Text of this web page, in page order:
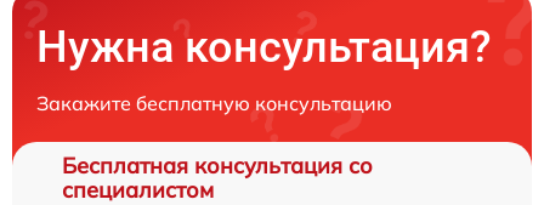
Нужна консультация?
Закажите бесплатную консультацию
Бесплатная консультация со
специалистом